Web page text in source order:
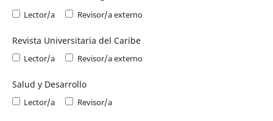
Lector/a Revisor/a externo
Revista Universitaria del Caribe
Lector/a Revisor/a externo
Salud y Desarrollo
Lector/a Revisor/a